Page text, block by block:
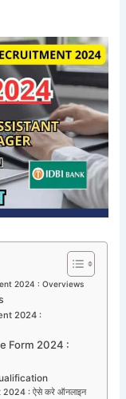
2024 : Overviews
2024 :
Form 2024 :
: ऐसे करे ऑनलाइन